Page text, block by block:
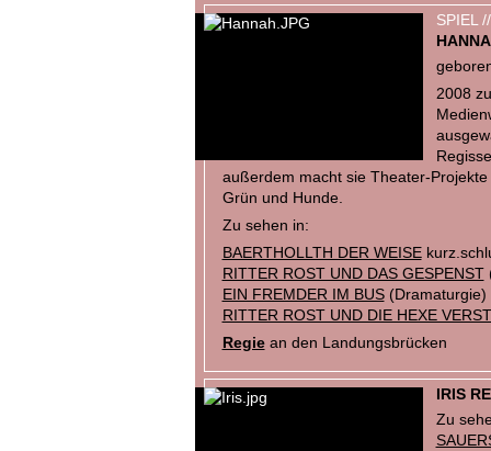
SPIEL
2008
außerdem macht sie Theater-
Grün und Hunde.
Zu sehen in:
BAERTHOLLTH DER WEISE
RITTER ROST UND DAS GESPENST
EIN FREMDER IM BUS(Dramaturgie)
RITTER ROST UND DIE HEXE
Regiean den Landungsbrücken
IRIS
Zu